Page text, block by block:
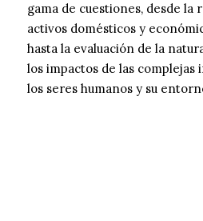
gama de cuestiones, desde la
activos domésticos y
hasta la evaluación de la
los impactos de las
los seres humanos y su